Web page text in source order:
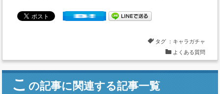
タグ ： キャラガチャ
よくある質問
この記事に関連する記事一覧